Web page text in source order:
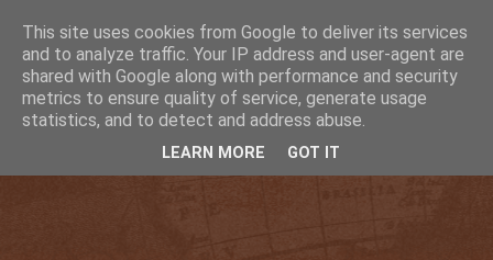
This site uses cookies from Google to deliver its services
and to analyze traffic. Your IP address and user-agent are
shared with Google along with performance and security
metrics to ensure quality of service, generate usage
statistics, and to detect and address abuse.
LEARN MORE GOT IT